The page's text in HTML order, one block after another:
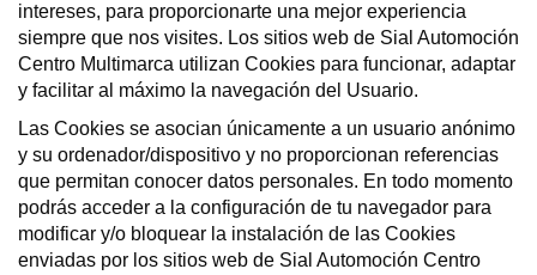
intereses, para proporcionarte una mejor experiencia
siempre que nos visites. Los sitios web de Sial Automoción
Centro Multimarca utilizan Cookies para funcionar, adaptar
y facilitar al máximo la navegación del Usuario.
Las Cookies se asocian únicamente a un usuario anónimo
y su ordenador/dispositivo y no proporcionan referencias
que permitan conocer datos personales. En todo momento
podrás acceder a la configuración de tu navegador para
modificar y/o bloquear la instalación de las Cookies
enviadas por los sitios web de Sial Automoción Centro